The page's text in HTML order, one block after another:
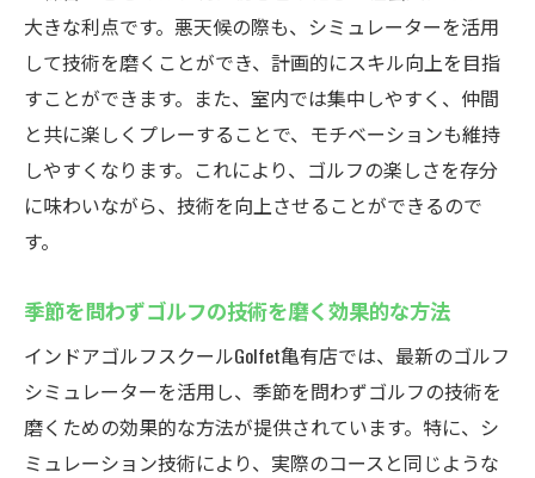
大きな利点です。悪天候の際も、シミュレーターを活用
して技術を磨くことができ、計画的にスキル向上を目指
すことができます。また、室内では集中しやすく、仲間
と共に楽しくプレーすることで、モチベーションも維持
しやすくなります。これにより、ゴルフの楽しさを存分
に味わいながら、技術を向上させることができるので
す。
季節を問わずゴルフの技術を磨く効果的な方法
インドアゴルフスクールGolfet亀有店では、最新のゴルフ
シミュレーターを活用し、季節を問わずゴルフの技術を
磨くための効果的な方法が提供されています。特に、シ
ミュレーション技術により、実際のコースと同じような